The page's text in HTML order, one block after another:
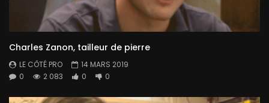
Charles Zanon, tailleur de pierre
LE CÔTÉ PRO
14 MARS 2019
0
2 083 0 0